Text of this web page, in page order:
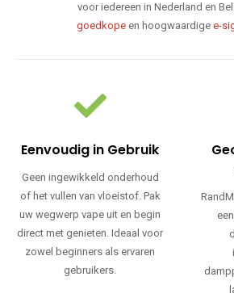
voor iedereen in Nederland en
goedkopeen hoogwaardige e-
Eenvoudig in Gebruik
Geen ingewikkeld onderhoud
of het vullen van vloeistof. Pak
uw wegwerp vape uit en begin
direct met genieten. Ideaal voor
zowel beginners als ervaren
gebruikers.